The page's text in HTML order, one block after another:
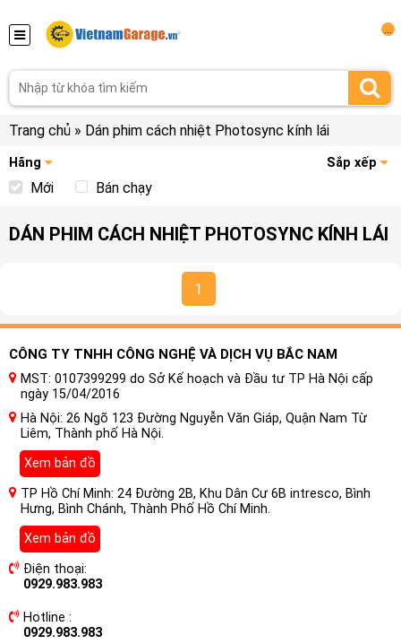
Trang chủ » Dán phim cách nhiệt Photosync kính lái
Hãng Sắp xếp
Mới Bán chạy
DÁN PHIM CÁCH NHIỆT PHOTOSYNC KÍNH LÁI
1
CÔNG TY TNHH CÔNG NGHỆ VÀ DỊCH VỤ BẮC NAM
MST: 0107399299 do Sở Kế hoạch và Đầu tư TP Hà Nội cấp
ngày 15/04/2016
Hà Nội: 26 Ngõ 123 Đường Nguyễn Văn Giáp, Quận Nam Từ
Liêm, Thành phố Hà Nội.
Xem bản đồ
TP Hồ Chí Minh: 24 Đường 2B, Khu Dân Cư 6B intresco, Bình
Hưng, Bình Chánh, Thành Phố Hồ Chí Minh.
Xem bản đồ
Điện thoại:
0929.983.983
Hotline :
0929.983.983